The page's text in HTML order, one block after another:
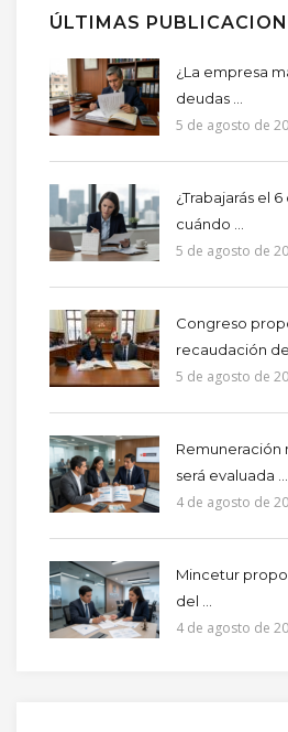
ÚLTIMAS
¿La empresa
deudas ...
5 de agosto de
¿Trabajarás el
cuándo ...
5 de agosto de
Congreso
recaudación del
5 de agosto de
Remuneración
será evaluada ...
4 de agosto de
Mincetur
del ...
4 de agosto de